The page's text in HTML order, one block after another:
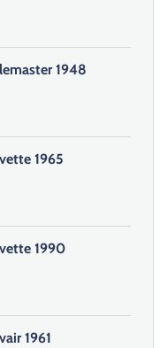
1948
1965
1990
1961